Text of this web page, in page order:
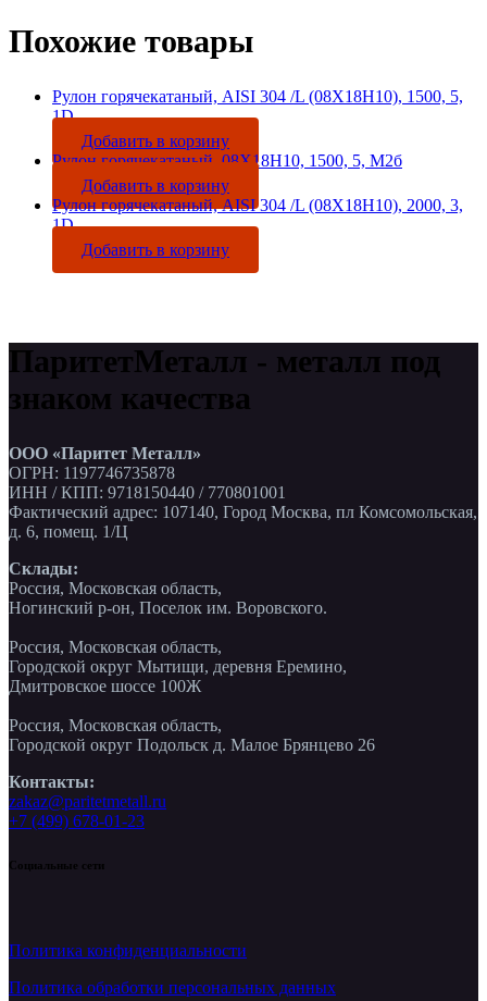
Похожие товары
Рулон горячекатаный, AISI 304 /L (08Х18Н10), 1500, 5,
1D
Добавить в корзину
Рулон горячекатаный, 08Х18Н10, 1500, 5, М2б
Добавить в корзину
Рулон горячекатаный, AISI 304 /L (08Х18Н10), 2000, 3,
1D
Добавить в корзину
ПаритетМеталл - металл под
знаком качества
ООО «Паритет Металл»
ОГРН: 1197746735878
ИНН / КПП: 9718150440 / 770801001
Фактический адрес: 107140, Город Москва, пл Комсомольская,
д. 6, помещ. 1/Ц
Склады:
Россия, Московская область,
Ногинский р-он, Поселок им. Воровского.
Россия, Московская область,
Городской округ Мытищи, деревня Еремино,
Дмитровское шоссе 100Ж
Россия, Московская область,
Городской округ Подольск д. Малое Брянцево 26
Контакты:
zakaz@paritetmetall.ru
+7 (499) 678-01-23
Социальные сети
Политика конфиденциальности
Политика обработки персональных данных